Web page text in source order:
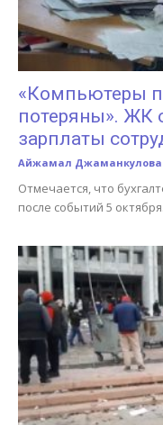
«Компьютеры
потеряны». ЖК
зарплаты
Айжамал Джаманкулова
Отмечается, что
после событий 5 октября.